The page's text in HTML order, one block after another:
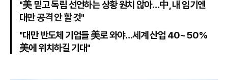
"美 믿고 독립 선언하는 상황 원치 않아…中, 내 임기엔
대만 공격 안 할 것"
"대만 반도체 기업들 美로 와야…세계 산업 40~50%
美에 위치하길 기대"